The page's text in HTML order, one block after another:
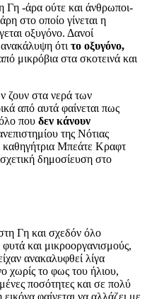
Γη -άρα ούτε και άνθρωποι-
στο οποίο γίνεται η
οξυγόνο. Δανοί
ότι το οξυγόνο,
μικρόβια στα σκοτεινά και
ζουν στα νερά των
από αυτά φαίνεται πως
που δεν κάνουν
της Νότιας
καθηγήτρια Μπεάτε Κραφτ
δημοσίευση στο
Γη και σχεδόν όλο
και μικροοργανισμούς,
ανακαλυφθεί λίγα
χωρίς το φως του ήλιου,
ποσότητες και σε πολύ
φαίνεται να αλλάζει με